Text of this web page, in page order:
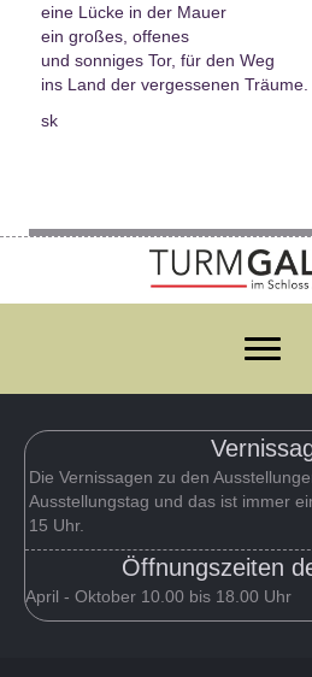
eine Lücke in der Mauer
ein großes, offenes
und sonniges Tor, für den Weg
ins Land der vergessenen Träume.
sk
Die Vernissagen zu den
Ausstellungstag und das ist immer
15 Uhr.
Öffnungszeiten
April - Oktober 10.00 bis 18.00 Uhr